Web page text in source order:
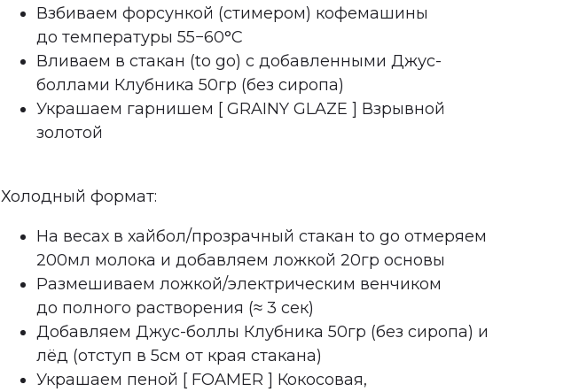
Взбиваем форсункой (стимером) кофемашины
до температуры 55−60°C
Вливаем в стакан (to go) с добавленными Джус-
боллами Клубника 50гр (без сиропа)
Украшаем гарнишем [ GRAINY GLAZE ] Взрывной
золотой
Холодный формат:
На весах в хайбол/прозрачный стакан to go отмеряем
200мл молока и добавляем ложкой 20гр основы
Размешиваем ложкой/электрическим венчиком
до полного растворения (≈ 3 сек)
Добавляем Джус-боллы Клубника 50гр (без сиропа) и
лёд (отступ в 5см от края стакана)
Украшаем пеной [ FOAMER ] Кокосовая,